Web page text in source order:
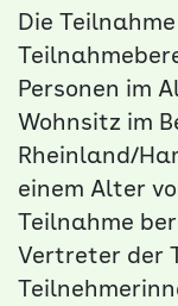
Die
Personen im
Wohnsitz im
Rheinland/
einem Alter
Teilnahme
Vertreter der